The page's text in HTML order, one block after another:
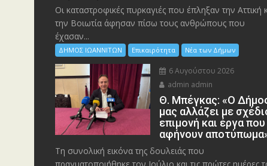
Οι καταστροφικές πυρκαγιές που έπληξαν την Αττική
την Bοιωτία άφησαν πίσω τους ανθρώπους που
έχασαν...
ΔΗΜΟΣ ΙΩΑΝΝΙΤΩΝ Επικαιρότητα Νέα των Δήμων
6 Αυγούστου 2026
admin admin
Θ. Μπέγκας: «Ο
μας αλλάζει με
επιμονή και έργα που
αφήνουν
Τη συνολική εικόνα της δουλειάς που